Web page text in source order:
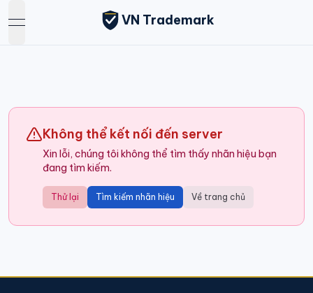
open navigation menu
VN Trademark
Không thể kết nối đến server
Xin lỗi, chúng tôi không thể tìm thấy nhãn hiệu bạn
đang tìm kiếm.
Thử lại Tìm kiếm nhãn hiệu Về trang chủ